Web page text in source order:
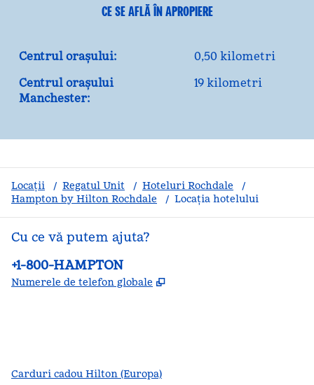
CE SE AFLĂ ÎN APROPIERE
Centrul orașului:
0,50 kilometri
Centrul orașului
Manchester:
19 kilometri
Locații / Regatul Unit / Hoteluri Rochdale
/
Hampton by Hilton Rochdale
/ Locația hotelului
Cu ce vă putem ajuta?
Telefon:
+1-800-HAMPTON
Numerele de telefon globale ,
Carduri cadou Hilton (Europa)